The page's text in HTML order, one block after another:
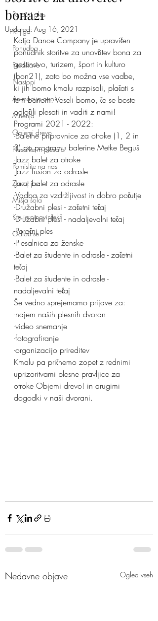
Poročni ples
Knjiga
Ponudba
Predstave
Nastopi
Animacija otrok
Mnenja
Objemi drevo
Plesalke in plesalci
Pomislite na nas
Zakaj jaz
Mišja šola
Kje je pingvinček?
Odloči se
bona21
Updated: Aug 16, 2021
Katja Dance Company je upravičen
ponudnik storitve za unovčitev bona za
gostinstvo, turizem, šport in kulturo
(bon21), zato bo možna vse vadbe,
ki jih bomo kmalu razpisali, plačati s
tem bonom. Veseli bomo, če se boste
odločili plesati in vaditi z nami!
Programi 2021 - 2022:
-Baletne pripravnice za otroke (1, 2 in
3) po programu balerine Metke Beguš
-Jazz balet za otroke
-Jazz fusion za odrasle
-Jazz balet za odrasle
-Vadba za vzdržljivost in dobro počutje
-Družabni plesi - začetni tečaj
-Družabni plesi - nadaljevalni tečaj
-Poročni ples
-Plesalnica za ženske
-Balet za študente in odrasle - začetni
tečaj
-Balet za študente in odrasle -
nadaljevalni tečaj
Še vedno sprejemamo prijave za:
-najem naših plesnih dvoran
-video snemanje
-fotografiranje
-organizacijo prireditev
Kmalu pa pričnemo zopet z rednimi
uprizoritvami plesne pravljice za
otroke Objemi drevo! in drugimi
dogodki v naši dvorani.
Nedavne objave Ogled vseh